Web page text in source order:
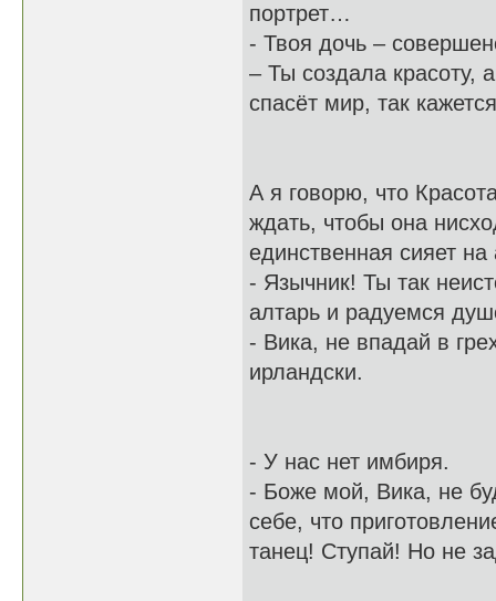
портрет…
- Твоя дочь –
– Ты создала красоту,
спасёт мир, так
А я говорю, что
ждать, чтобы она
единственная сияет
- Язычник! Ты так
алтарь и радуемся
- Вика, не впадай в
ирландски.
- У нас нет имбиря.
- Боже мой, Вика, не
себе, что
танец! Ступай! Но не